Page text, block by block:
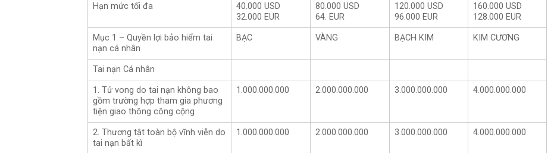
BẢO HIỂM
Hạn mức tối đa
40.000 USD
32.000 EUR
80.000 USD
64. EUR
120.000 USD
96.000 EUR
160.000 USD
128.000 EUR
Mục 1 – Quyền lợi bảo hiểm tai
nạn cá nhân
BẠC VÀNG BẠCH KIM KIM CƯƠNG
Tai nạn Cá nhân
1. Tử vong do tai nạn không bao
gồm trường hợp tham gia phương
tiện giao thông công cộng
1.000.000.000 2.000.000.000 3.000.000.000 4.000.000.000
2. Thương tật toàn bộ vĩnh viễn do
tai nạn bất kì
1.000.000.000 2.000.000.000 3.000.000.000 4.000.000.000